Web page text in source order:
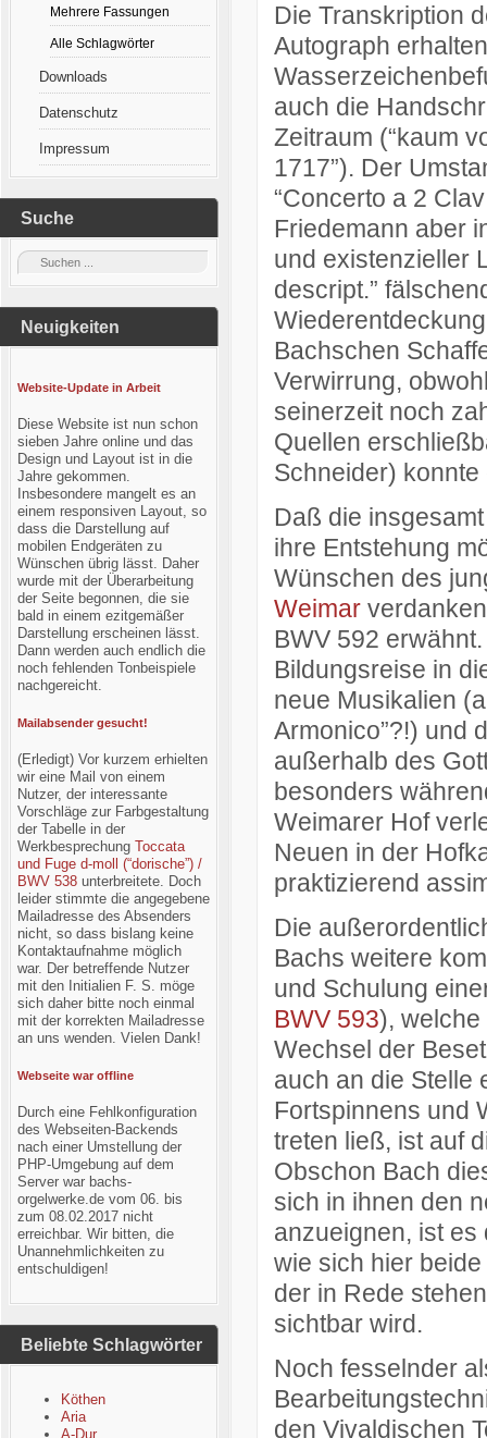
Mehrere Fassungen
Alle Schlagwörter
Downloads
Datenschutz
Impressum
Suche
Neuigkeiten
Website-Update in Arbeit
Diese Website ist nun schon
sieben Jahre online und das
Design und Layout ist in die
Jahre gekommen.
Insbesondere mangelt es an
einem responsiven Layout, so
dass die Darstellung auf
mobilen Endgeräten zu
Wünschen übrig lässt. Daher
wurde mit der Überarbeitung
der Seite begonnen, die sie
bald in einem ezitgemäßer
Darstellung erscheinen lässt.
Dann werden auch endlich die
noch fehlenden Tonbeispiele
nachgereicht.
Mailabsender gesucht!
(Erledigt) Vor kurzem erhielten
wir eine Mail von einem
Nutzer, der interessante
Vorschläge zur Farbgestaltung
der Tabelle in der
Werkbesprechung Toccata
und Fuge d-moll (“dorische”) /
BWV 538unterbreitete. Doch
leider stimmte die angegebene
Mailadresse des Absenders
nicht, so dass bislang keine
Kontaktaufnahme möglich
war. Der betreffende Nutzer
mit den Initialien F. S. möge
sich daher bitte noch einmal
mit der korrekten Mailadresse
an uns wenden. Vielen Dank!
Webseite war offline
Durch eine Fehlkonfiguration
des Webseiten-Backends
nach einer Umstellung der
PHP-Umgebung auf dem
Server war bachs-
orgelwerke.de vom 06. bis
zum 08.02.2017 nicht
erreichbar. Wir bitten, die
Unannehmlichkeiten zu
entschuldigen!
Beliebte Schlagwörter
Köthen
Aria
A-Dur
Die Transkription
Autograph
auch die
Zeitraum (“kaum
1717”). Der
“Concerto a 2
Friedemann aber
und existenzieller
descript.”
Bachschen
Verwirrung,
seinerzeit noch
Quellen
Schneider)
Daß die
ihre Entstehung
Wünschen des
Weimar
BWV 592
Bildungsreise in
neue Musikalien
Armonico”?!) und
außerhalb des
besonders
Weimarer Hof
Neuen in der
praktizierend
Die
Bachs weitere
und Schulung
BWV 593),
Wechsel der
auch an die Stelle
Fortspinnens und
treten ließ, ist auf
Obschon Bach
sich in ihnen den
anzueignen, ist
wie sich hier
der in Rede
sichtbar wird.
Noch fesselnder
den Vivaldischen